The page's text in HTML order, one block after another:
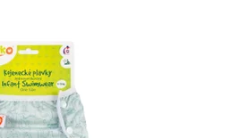
Skladem